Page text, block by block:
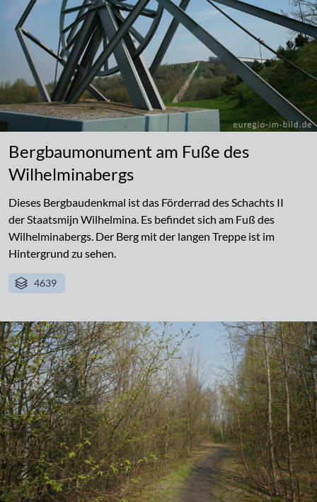
Bergbaumonument am Fuße des
Wilhelminabergs
Dieses Bergbaudenkmal ist das Förderrad des Schachts II
der Staatsmijn Wilhelmina. Es befindet sich am Fuß des
Wilhelminabergs. Der Berg mit der langen Treppe ist im
Hintergrund zu sehen.
4639